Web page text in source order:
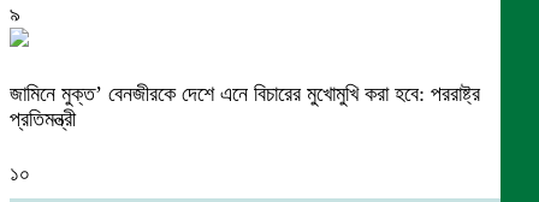
৯
জামিনে মুক্ত’ বেনজীরকে দেশে এনে বিচারের মুখোমুখি করা হবে: পররাষ্ট্র
প্রতিমন্ত্রী
১০